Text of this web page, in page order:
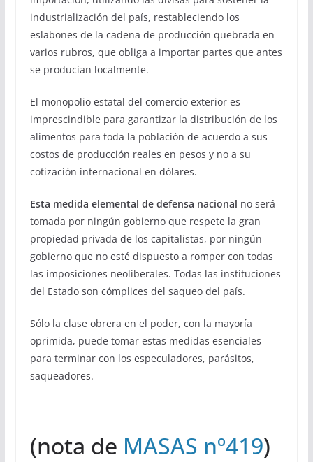
industrialización del país, restableciendo los
eslabones de la cadena de producción quebrada en
varios rubros, que obliga a importar partes que antes
se producían localmente.
El monopolio estatal del comercio exterior es
imprescindible para garantizar la distribución de los
alimentos para toda la población de acuerdo a sus
costos de producción reales en pesos y no a su
cotización internacional en dólares.
Esta medida elemental de defensa nacional no será
tomada por ningún gobierno que respete la gran
propiedad privada de los capitalistas, por ningún
gobierno que no esté dispuesto a romper con todas
las imposiciones neoliberales. Todas las instituciones
del Estado son cómplices del saqueo del país.
Sólo la clase obrera en el poder, con la mayoría
oprimida, puede tomar estas medidas esenciales
para terminar con los especuladores, parásitos,
saqueadores.
(nota de MASAS nº419)